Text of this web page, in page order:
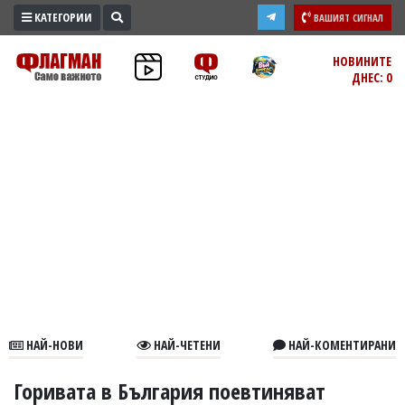
ПРОМО
ЗОНА
В
КАТЕГОРИИ ВАШИЯТ СИГНАЛ
НОВИНИТЕ
ДНЕС: 0
НАЙ-НОВИ НАЙ-ЧЕТЕНИ НАЙ-КОМЕНТИРАНИ
Горивата в България поевтиняват